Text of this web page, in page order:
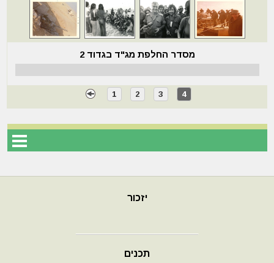
מסדר החלפת מג"ד בגדוד 2
1 2 3 4
יזכור
תכנים